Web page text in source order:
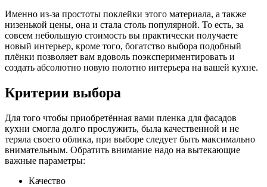
Именно из-за простоты поклейки этого материала, а также
низенькой цены, она и стала столь популярной. То есть, за
совсем небольшую стоимость вы практически получаете
новый интерьер, кроме того, богатство выбора подобный
плёнки позволяет вам вдоволь поэкспериментировать и
создать абсолютно новую полотно интерьера на вашей кухне.
Критерии выбора
Для того чтобы приобретённая вами пленка для фасадов
кухни смогла долго прослужить, была качественной и не
теряла своего облика, при выборе следует быть максимально
внимательным. Обратить внимание надо на вытекающие
важные параметры:
Качество